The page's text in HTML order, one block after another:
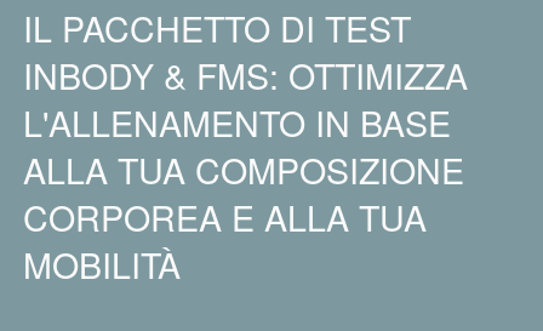
IL PACCHETTO DI TEST
INBODY & FMS: OTTIMIZZA
L'ALLENAMENTO IN BASE
ALLA TUA COMPOSIZIONE
CORPOREA E ALLA TUA
MOBILITÀ